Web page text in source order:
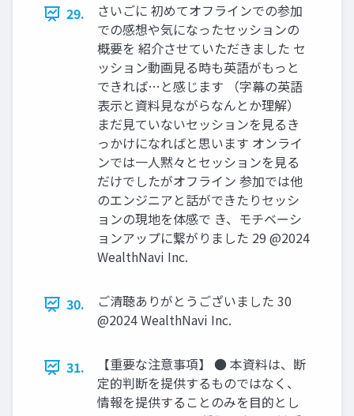
29.
さいごに 初めてオフラインでの参加
での感想や気になったセッションの
概要を 紹介させていただきました セ
ッション動画⾒る時も英語がもっと
できれば…と感じます （字幕の英語
表⽰と資料⾒ながらなんとか理解）
まだ⾒ていないセッションを⾒るき
っかけになればと思います オンライ
ンでは⼀⼈黙々とセッションを⾒る
だけでしたがオフライン 参加では他
のエンジニアと話ができたりセッシ
ョンの現地を体感で き、モチベーシ
ョンアップに繋がりました 29 @2024
WealthNavi Inc.
30.
ご清聴ありがとうございました 30
@2024 WealthNavi Inc.
31.
【重要な注意事項】 ● 本資料は、断
定的判断を提供するものではなく、
情報を提供することのみを⽬的とし